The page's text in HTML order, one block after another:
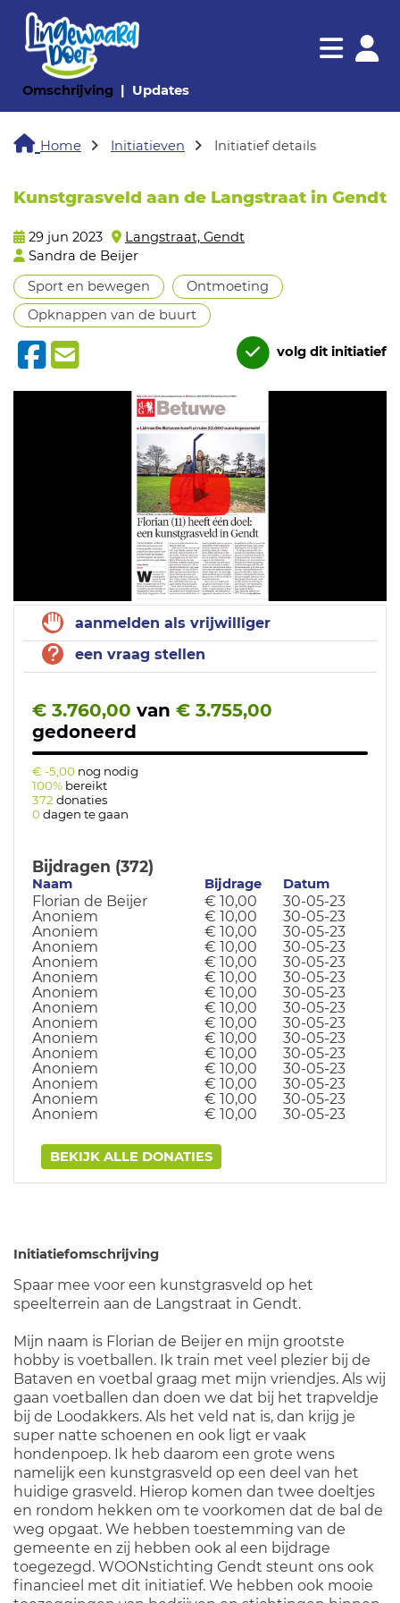
Omschrijving(huidige pagina)
Updates(huidige pagina)
Navigatie
Home Initiatieven Initiatief details
Kunstgrasveld aan de Langstraat in Gendt
29 jun 2023
Langstraat, Gendt
Sandra de Beijer
Sport en bewegen
Ontmoeting
Opknappen van de buurt
volg dit initiatief
aanmelden als vrijwilliger
een vraag stellen
€ 3.760,00 van € 3.755,00
gedoneerd
€ -5,00 nog nodig
100% bereikt
372 donaties
0dagen te gaan
Bijdragen (372)
Naam Bijdrage Datum
Florian de Beijer € 10,00
30-05-23
Anoniem
€ 10,00
30-05-23
Anoniem
€ 10,00
30-05-23
Anoniem
€ 10,00
30-05-23
Anoniem
€ 10,00
30-05-23
Anoniem
€ 10,00
30-05-23
Anoniem
€ 10,00
30-05-23
Anoniem
€ 10,00
30-05-23
Anoniem
€ 10,00
30-05-23
Anoniem
€ 10,00
30-05-23
Anoniem
€ 10,00
30-05-23
Anoniem
€ 10,00
30-05-23
Anoniem
€ 10,00
30-05-23
Anoniem
€ 10,00
30-05-23
Anoniem
€ 10,00 30-05-23
BEKIJK ALLE DONATIES
Initiatiefomschrijving
Spaar mee voor een kunstgrasveld op het
speelterrein aan de Langstraat in Gendt.
Mijn naam is Florian de Beijer en mijn grootste
hobby is voetballen. Ik train met veel plezier bij de
Bataven en voetbal graag met mijn vriendjes. Als wij
gaan voetballen dan doen we dat bij het trapveldje
bij de Loodakkers. Als het veld nat is, dan krijg je
super natte schoenen en ook ligt er vaak
hondenpoep. Ik heb daarom een grote wens
namelijk een kunstgrasveld op een deel van het
huidige grasveld. Hierop komen dan twee doeltjes
en rondom hekken om te voorkomen dat de bal de
weg opgaat. We hebben toestemming van de
gemeente en zij hebben ook al een bijdrage
toegezegd. WOONstichting Gendt steunt ons ook
financieel met dit initiatief. We hebben ook mooie